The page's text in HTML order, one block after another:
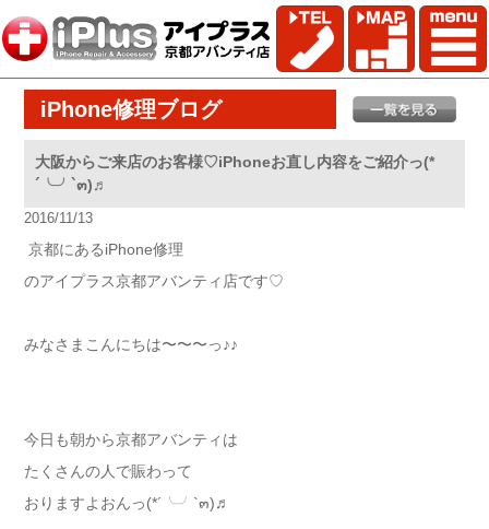
iPhone修理ブログ
大阪からご来店のお客様♡iPhoneお直し内容をご紹介っ(*
´╰╯`๓)♬
2016/11/13
京都にあるiPhone修理
のアイプラス京都アバンティ店です♡
みなさまこんにちは〜〜〜っ♪♪
今日も朝から京都アバンティは
たくさんの人で賑わって
おりますよおんっ(*´╰╯`๓)♬